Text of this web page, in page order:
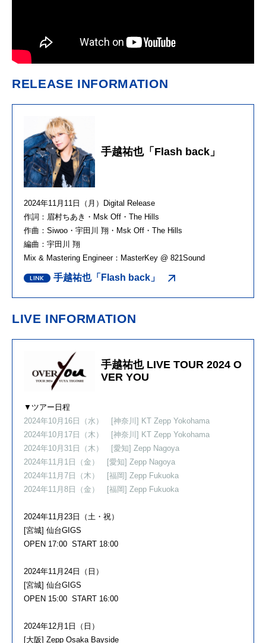
RELEASE INFORMATION
手越祐也「Flash back」
2024年11月 11 日（月）
Digital Release
作詞：眉村ちあき・ Msk Off ・ The Hills
作曲： Siwoo ・宇田川 翔・ Msk Off ・ The Hills
編曲：宇田川 翔
Mix & Mastering Engineer： MasterKey @ 821Sound
手越祐也「Flash back」
LIVE INFORMATION
手越祐也 LIVE TOUR 2024 O
VER YOU
▼ツアー日程
2024年10月16日（水） [神奈川] KT Zepp Yokohama
2024年10月17日（木） [神奈川] KT Zepp Yokohama
2024年10月31日（木） [愛知] Zepp Nagoya
2024年11月1日（金） [愛知] Zepp Nagoya
2024年11月7日（木） [福岡] Zepp Fukuoka
2024年11月8日（金） [福岡] Zepp Fukuoka
2024年11月23日（土・祝）
[宮城] 仙台GIGS
OPEN 17:00 START 18:00
2024年11月24日（日）
[宮城] 仙台GIGS
OPEN 15:00 START 16:00
2024年12月1日（日）
[大阪] Zepp Osaka Bayside